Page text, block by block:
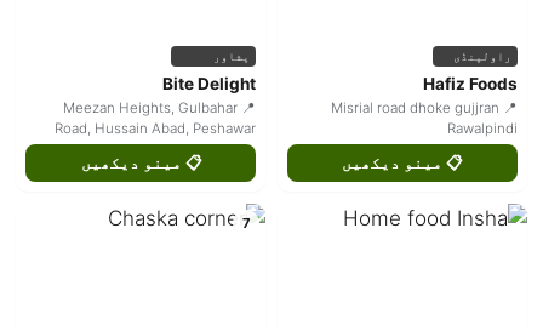
راولپنڈی
Hafiz Foods
📍 Misrial road dhoke gujjran
Rawalpindi
📋 مینو دیکھیں
پشاور
Bite Delight
📍 Meezan Heights, Gulbahar
Road, Hussain Abad, Peshawar
📋 مینو دیکھیں
7